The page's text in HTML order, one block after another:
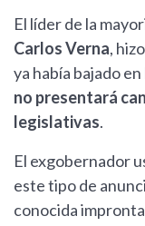
El líder de la
Carlos Verna,
ya había bajado
no presentará
legislativas.
El exgobernador
este tipo de
conocida